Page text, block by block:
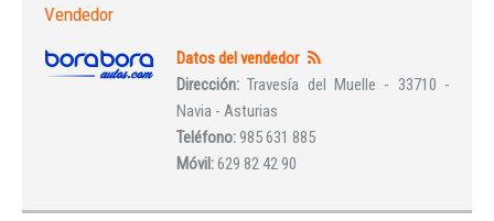
Vendedor
Datos del vendedor
Dirección:Travesía del Muelle - 33710 -
Navia - Asturias
Teléfono:985 631 885
Móvil:629 82 42 90